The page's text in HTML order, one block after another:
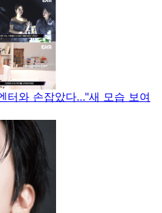
터와 손잡았다…"새 모습 보여